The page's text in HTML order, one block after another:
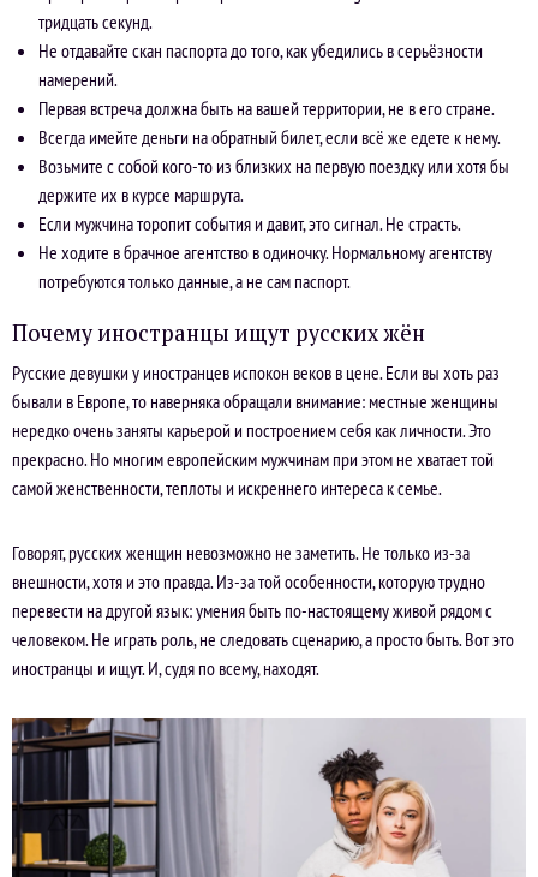
тридцать секунд.
Не отдавайте скан паспорта до того, как убедились в серьёзности
намерений.
Первая встреча должна быть на вашей территории, не в его стране.
Всегда имейте деньги на обратный билет, если всё же едете к нему.
Возьмите с собой кого-то из близких на первую поездку или хотя бы
держите их в курсе маршрута.
Если мужчина торопит события и давит, это сигнал. Не страсть.
Не ходите в брачное агентство в одиночку. Нормальному агентству
потребуются только данные, а не сам паспорт.
Почему иностранцы ищут русских жён
Русские девушки у иностранцев испокон веков в цене. Если вы хоть раз
бывали в Европе, то наверняка обращали внимание: местные женщины
нередко очень заняты карьерой и построением себя как личности. Это
прекрасно. Но многим европейским мужчинам при этом не хватает той
самой женственности, теплоты и искреннего интереса к семье.
Говорят, русских женщин невозможно не заметить. Не только из-за
внешности, хотя и это правда. Из-за той особенности, которую трудно
перевести на другой язык: умения быть по-настоящему живой рядом с
человеком. Не играть роль, не следовать сценарию, а просто быть. Вот это
иностранцы и ищут. И, судя по всему, находят.